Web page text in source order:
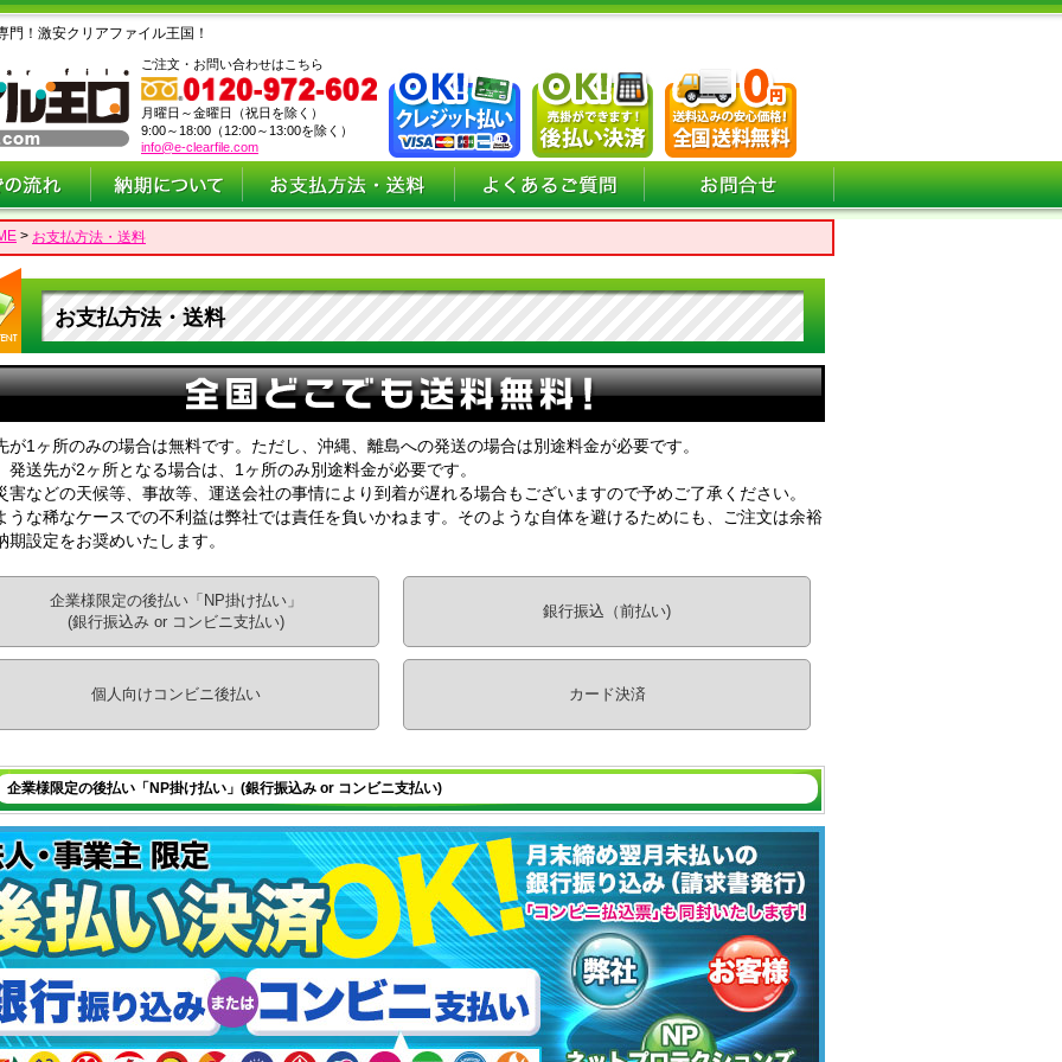
！激安クリアファイル王国！
ご注文・お問い合わせはこちら
月曜日～金曜日（祝日を除く）
9:00～18:00（12:00～13:00を除く）
info@e-clearfile.com
> お支払方法・送料
お支払方法・送料
が1ヶ所のみの場合は無料です。ただし、沖縄、離島への発送の場合は別途料金が必要です。
発送先が2ヶ所となる場合は、1ヶ所のみ別途料金が必要です。
害などの天候等、事故等、運送会社の事情により到着が遅れる場合もございますので予めご了承ください。
うな稀なケースでの不利益は弊社では責任を負いかねます。そのような自体を避けるためにも、ご注文は余裕
期設定をお奨めいたします。
企業様限定の後払い「NP掛け払い」
(銀行振込み or コンビニ支払い)
銀行振込（前払い)
個人向けコンビニ後払い カード決済
企業様限定の後払い「NP掛け払い」(銀行振込み or コンビニ支払い)